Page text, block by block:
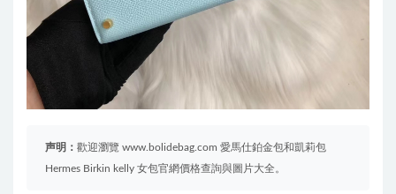
声明： 歡迎瀏覽 www.bolidebag.com 愛馬仕鉑金包和凱莉包
Hermes Birkin kelly 女包官網價格查詢與圖片大全。